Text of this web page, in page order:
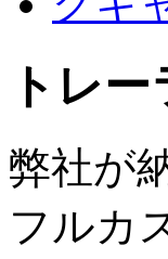
トレ
弊社が
フルカ